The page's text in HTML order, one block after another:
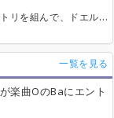
の足跡 21 HEAVEN'S DRIVE 22 STAY AWAY 23 ALONE EN LA VIDA 24 LOST HEAVEN 25 花葬 26 浸食～lose control～ 27 Pretty girl 28 Coming Closer 29 forbidden lover 30 wild flower 31 砂時計 32 Lover Boy 33 海辺 34 Lies and Truth 35 叙情詩 36 Sell my Soul 37 Anemone 38 the Fourth Avenue Cafe 39 As if In a dream 40 虹 41 HONEY 42 MMXX枠 43 MMXX枠 44 READY STEADY GO ●楽曲へのエントリーはGoogle spread sheetにて行いますので、Vo.参加希望者は まずは参加表明をお願いします。追ってsheetのURLをメッセージにてお送りします。 ●楽曲へのエントリーは1/15（水）２１：００～を予定しております。１人最大３曲エントリー可能です。参加人数次第で4曲目以降開放します。 ●バンオフi外でVo.参加者が既に7名いらっしゃいますので、こちらでは最大7名募集いたします。
一覧を見る
楽曲OのBaにエント